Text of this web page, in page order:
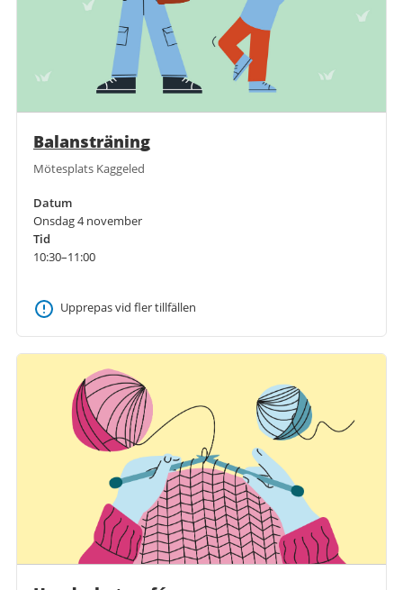
Balansträning
Mötesplats Kaggeled
Datum
Onsdag 4 november
Tid
10:30–11:00
Upprepas vid fler tillfällen